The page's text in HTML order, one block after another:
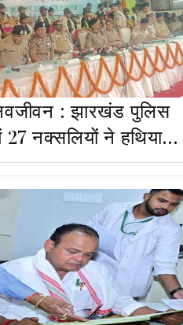
: झारखंड पुलिस
नक्सलियों ने हथियारों
सरेंडर